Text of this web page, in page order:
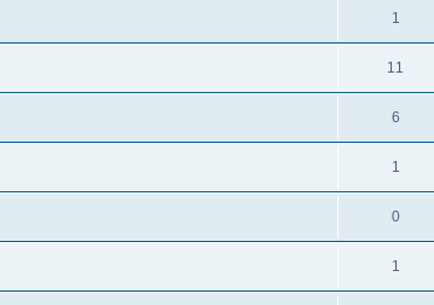
1
11
6
1
0
1